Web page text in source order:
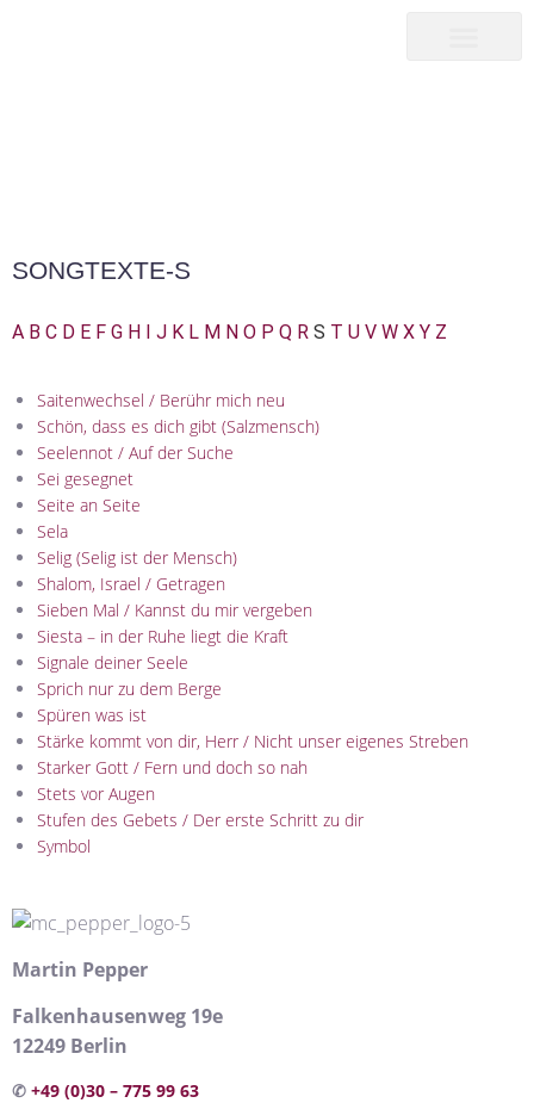
SONGTEXTE-S
A B C D E F G H I J K L M N O P Q R S T U V W X Y Z
Saitenwechsel / Berühr mich neu
Schön, dass es dich gibt (Salzmensch)
Seelennot / Auf der Suche
Sei gesegnet
Seite an Seite
Sela
Selig (Selig ist der Mensch)
Shalom, Israel / Getragen
Sieben Mal / Kannst du mir vergeben
Siesta – in der Ruhe liegt die Kraft
Signale deiner Seele
Sprich nur zu dem Berge
Spüren was ist
Stärke kommt von dir, Herr / Nicht unser eigenes Streben
Starker Gott / Fern und doch so nah
Stets vor Augen
Stufen des Gebets / Der erste Schritt zu dir
Symbol
Martin Pepper
Falkenhausenweg 19e
12249 Berlin
✆ +49 (0)30 – 775 99 63